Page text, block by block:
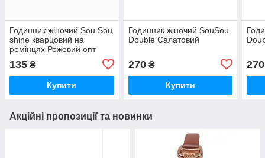
Годинник жіночий Sou Sou
shine кварцовий на
ремінцях Рожевий опт
135 ₴
Купити
Годинник жіночий SouSou
Double Салатовий
270₴
Купити
270
Акційні пропозиції та новинки